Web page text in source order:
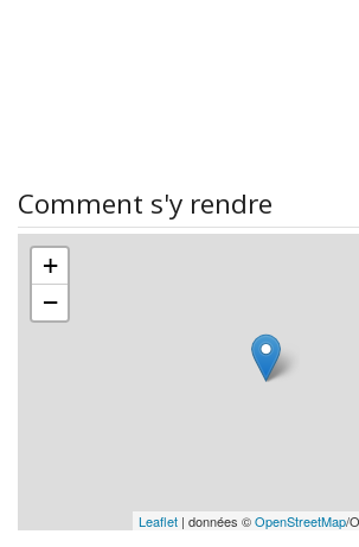
Comment s'y rendre
+
−
Leaflet | données ©OpenStreetMap/